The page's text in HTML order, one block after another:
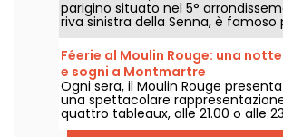
contemporanea. Siete pronti a
schemi?
parigino situato nel 5°
riva sinistra della Senna, è famoso
spettacolo di revue, che si svolge
in un ambiente lussuoso e in
festosa. La revue rappresentata
sempre "L'Oiseau Paradis", uno
Kamel Ouali. Dièse e Solen Shawen
conducono lo spettacolo.
Féerie al Moulin Rouge: una
e sogni a Montmartre
Ogni sera, il Moulin Rouge
una spettacolare
quattro tableaux, alle 21.00 o alle
preceduta o meno da una cena